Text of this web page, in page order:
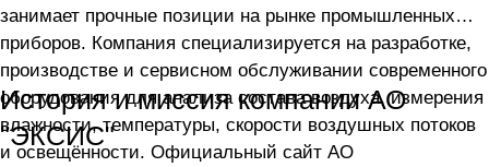
занимает прочные позиции на рынке промышленных
приборов. Компания специализируется на разработке,
производстве и сервисном обслуживании современного
оборудования для анализа состава воздуха, измерения
влажности, температуры, скорости воздушных потоков
и освещённости. Официальный сайт АО
История и миссия компании АО
"ЭКСИС"